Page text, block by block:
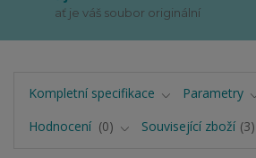
ať je váš soubor originální
Kompletní specifikace
Parametry
Hodnocení
0 Související zboží 3